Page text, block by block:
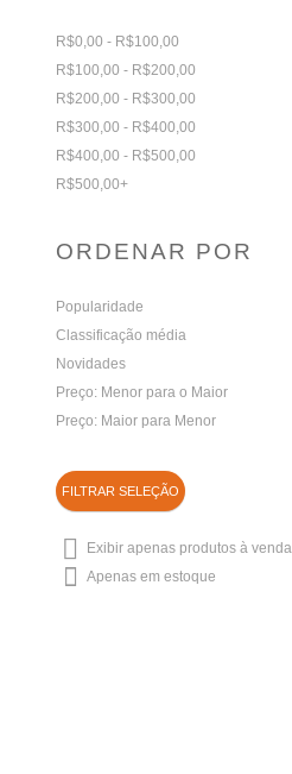
R$0,00 - R$100,00
R$100,00 - R$200,00
R$200,00 - R$300,00
R$300,00 - R$400,00
R$400,00 - R$500,00
R$500,00+
ORDENAR POR
Popularidade
Classificação média
Novidades
Preço: Menor para o Maior
Preço: Maior para Menor
FILTRAR SELEÇÃO
Exibir apenas produtos à venda
Apenas em estoque